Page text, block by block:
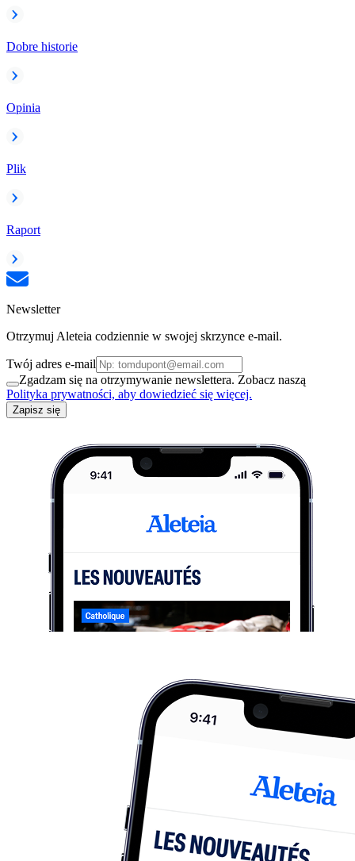
Dobre historie
Opinia
Plik
Raport
Newsletter
Otrzymuj Aleteia codziennie w swojej skrzynce e-mail.
Twój adres e-mail
Zgadzam się na otrzymywanie newslettera. Zobacz naszą
Polityka prywatności, aby dowiedzieć się więcej.
Zapisz się